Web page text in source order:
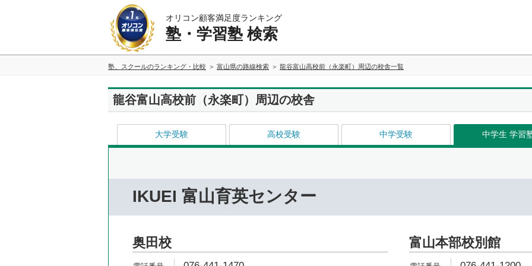
オリコン顧客満足度ランキング
塾・学習塾 検索
塾、スクールのランキング・比較 富山県の路線検索 龍谷富山高校前（永楽町）周辺の校舎一覧
龍谷富山高校前（永楽町）周辺の校舎
大学受験 高校受験 中学受験 中学生 学習
IKUEI 富山育英センター
奥田校 富山本部校別館